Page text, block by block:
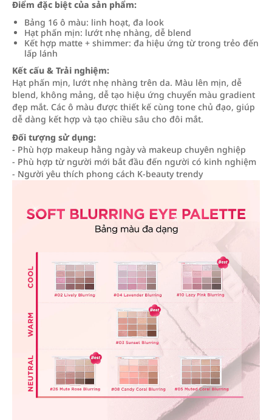
Điểm đặc biệt của sản phẩm:
Bảng 16 ô màu: linh hoạt, đa look
Hạt phấn mịn: lướt nhẹ nhàng, dễ blend
Kết hợp matte + shimmer: đa hiệu ứng từ trong trẻo đến
lấp lánh
Kết cấu & Trải nghiệm:
Hạt phấn mịn, lướt nhẹ nhàng trên da. Màu lên mịn, dễ
blend, không mảng, dễ tạo hiệu ứng chuyển màu gradient
đẹp mắt. Các ô màu được thiết kế cùng tone chủ đạo, giúp
dễ dàng kết hợp và tạo chiều sâu cho đôi mắt.
Đối tượng sử dụng:
- Phù hợp makeup hằng ngày và makeup chuyên nghiệp
- Phù hợp từ người mới bắt đầu đến người có kinh nghiệm
- Người yêu thích phong cách K-beauty trendy